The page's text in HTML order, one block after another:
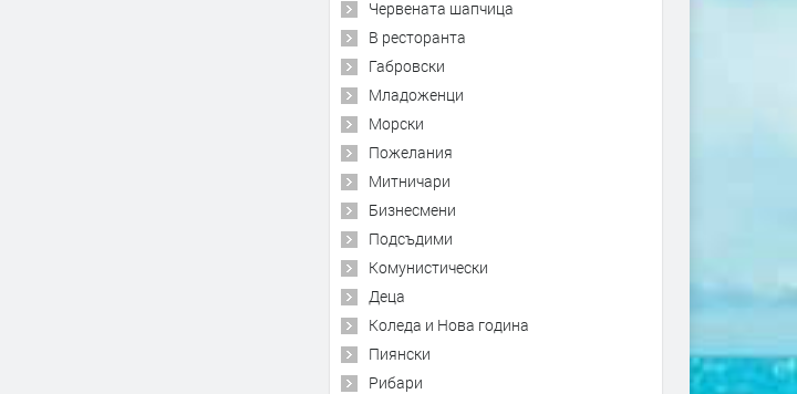
Червената шапчица
В ресторанта
Габровски
Младоженци
Морски
Пожелания
Митничари
Бизнесмени
Подсъдими
Комунистически
Деца
Коледа и Нова година
Пиянски
Рибари